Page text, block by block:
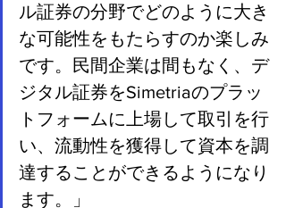
ル証券の分野でどのように大き
な可能性をもたらすのか楽しみ
です。民間企業は間もなく、デ
ジタル証券をSimetriaのプラッ
トフォームに上場して取引を行
い、流動性を獲得して資本を調
達することができるようになり
ます。」